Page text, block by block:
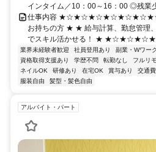
インタイム／10：00～16：00 ◎残業
仕事内容
お持ちの方 ★ ★ 給与計算、勤怠管理
でスキル活かせる！ ★
業界未経験者歓迎 社員登用あり 副業・Wワー
資格取得支援あり
学歴不問 転勤なし フルリ
ネイルOK
研修あり 在宅OK 賞与あり 交通
服装自由
髪型・髪色自由
アルバイト・パート